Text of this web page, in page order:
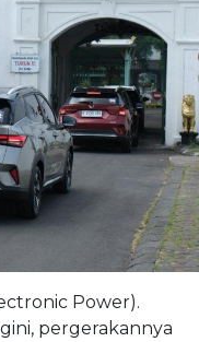
Power).
pergerakannya